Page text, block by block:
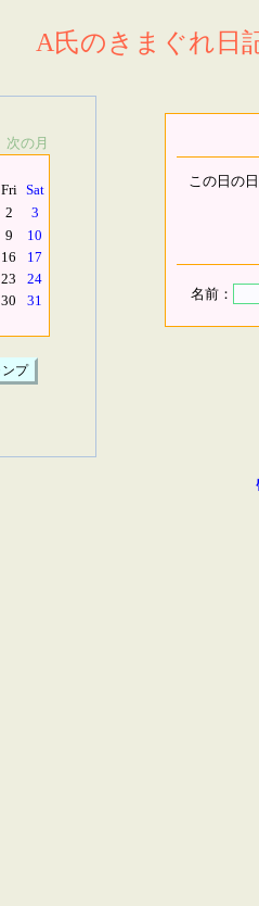
A氏のきまぐれ日
次の月
Fri Sat
2
3
9
10
16
17
23
24
30 31
この日の
名前：